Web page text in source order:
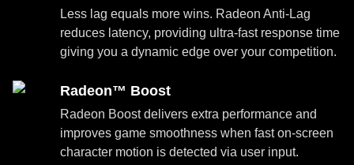
Less lag equals more wins. Radeon Anti-Lag
reduces latency, providing ultra-fast response time
giving you a dynamic edge over your competition.
Radeon™ Boost
Radeon Boost delivers extra performance and
improves game smoothness when fast on-screen
character motion is detected via user input.